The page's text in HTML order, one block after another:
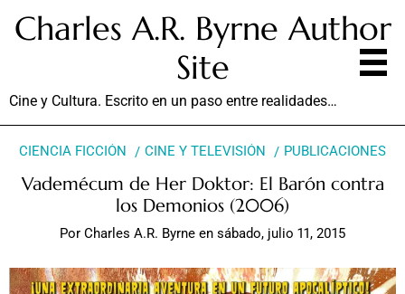
Charles A.R. Byrne Author
Site
Cine y Cultura. Escrito en un paso entre realidades…
CIENCIA FICCIÓN CINE Y TELEVISIÓN PUBLICACIONES
Vademécum de Her Doktor: El Barón contra
los Demonios (2006)
Por Charles A.R. Byrne en sábado, julio 11, 2015